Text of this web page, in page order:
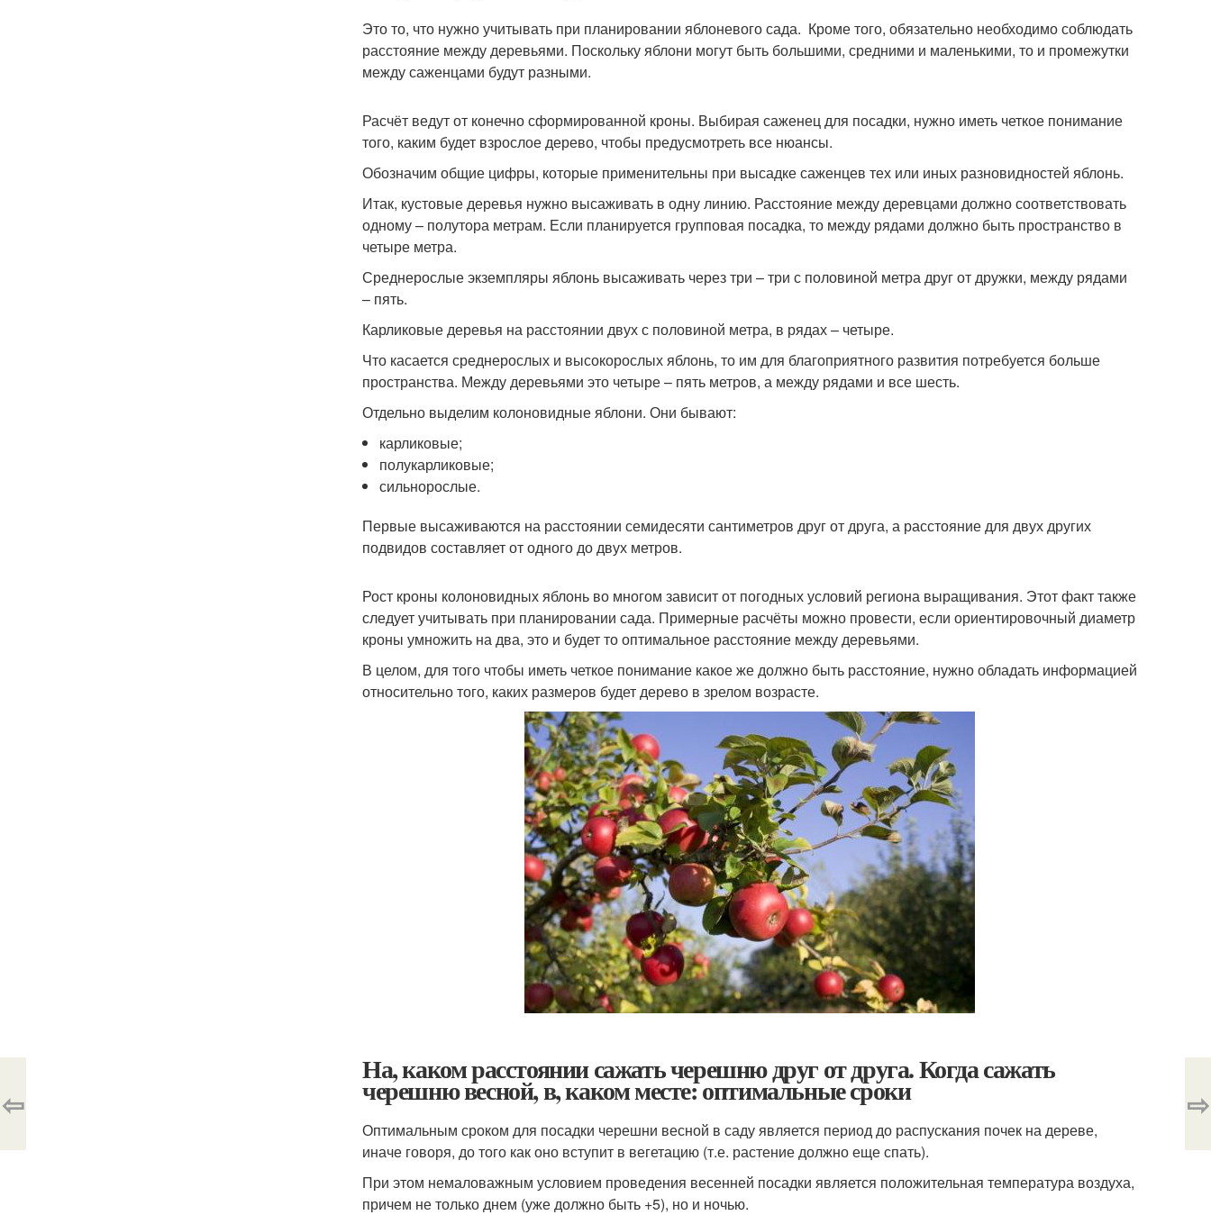
Это то, что нужно учитывать при планировании яблоневого сада. Кроме того, обязательно необходимо соблюдать
расстояние между деревьями. Поскольку яблони могут быть большими, средними и маленькими, то и промежутки
между саженцами будут разными.
Расчёт ведут от конечно сформированной кроны. Выбирая саженец для посадки, нужно иметь четкое понимание
того, каким будет взрослое дерево, чтобы предусмотреть все нюансы.
Обозначим общие цифры, которые применительны при высадке саженцев тех или иных разновидностей яблонь.
Итак, кустовые деревья нужно высаживать в одну линию. Расстояние между деревцами должно соответствовать
одному – полутора метрам. Если планируется групповая посадка, то между рядами должно быть пространство в
четыре метра.
Среднерослые экземпляры яблонь высаживать через три – три с половиной метра друг от дружки, между рядами
– пять.
Карликовые деревья на расстоянии двух с половиной метра, в рядах – четыре.
Что касается среднерослых и высокорослых яблонь, то им для благоприятного развития потребуется больше
пространства. Между деревьями это четыре – пять метров, а между рядами и все шесть.
Отдельно выделим колоновидные яблони. Они бывают:
карликовые;
полукарликовые;
сильнорослые.
Первые высаживаются на расстоянии семидесяти сантиметров друг от друга, а расстояние для двух других
подвидов составляет от одного до двух метров.
Рост кроны колоновидных яблонь во многом зависит от погодных условий региона выращивания. Этот факт также
следует учитывать при планировании сада. Примерные расчёты можно провести, если ориентировочный диаметр
кроны умножить на два, это и будет то оптимальное расстояние между деревьями.
В целом, для того чтобы иметь четкое понимание какое же должно быть расстояние, нужно обладать информацией
относительно того, каких размеров будет дерево в зрелом возрасте.
На, каком расстоянии сажать черешню друг от друга. Когда сажать
черешню весной, в, каком месте: оптимальные сроки
Оптимальным сроком для посадки черешни весной в саду является период до распускания почек на дереве,
иначе говоря, до того как оно вступит в вегетацию (т.е. растение должно еще спать).
При этом немаловажным условием проведения весенней посадки является положительная температура воздуха,
причем не только днем (уже должно быть +5), но и ночью.
⇦ ⇨